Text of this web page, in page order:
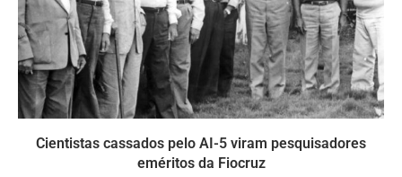
Cientistas cassados pelo AI-5 viram pesquisadores
eméritos da Fiocruz